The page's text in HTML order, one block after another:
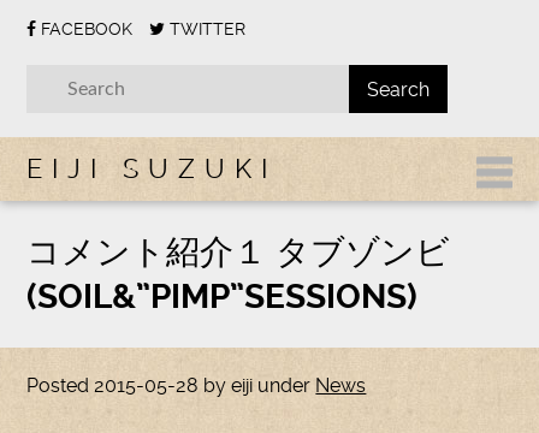
FACEBOOK TWITTER
EIJI SUZUKI
コメント紹介１ タブゾンビ
(SOIL&”PIMP”SESSIONS)
Posted2015-05-28 byeiji under News